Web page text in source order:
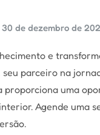
30 de dezembro de
e
seu parceiro na
uma
Agende uma